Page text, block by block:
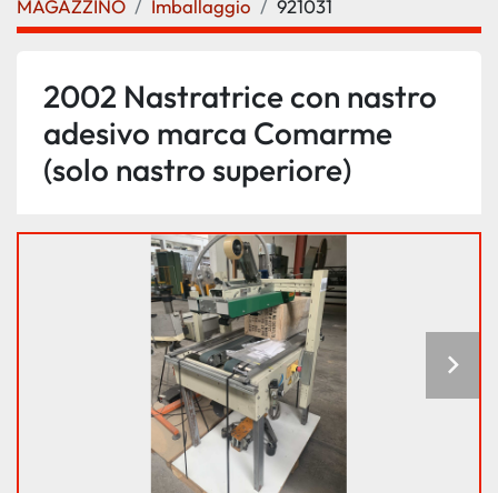
MAGAZZINO Imballaggio 921031
2002 Nastratrice con nastro
adesivo marca Comarme
(solo nastro superiore)